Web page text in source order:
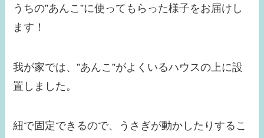
うちの”あんこ”に使ってもらった様子をお届けし
ます！
我が家では、”あんこ”がよくいるハウスの上に設
置しました。
紐で固定できるので、うさぎが動かしたりするこ